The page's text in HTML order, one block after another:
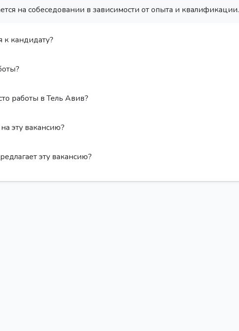
на собеседовании в зависимости от опыта и квалификации.
к кандидату?
работы в Тель Авив?
эту вакансию?
эту вакансию?